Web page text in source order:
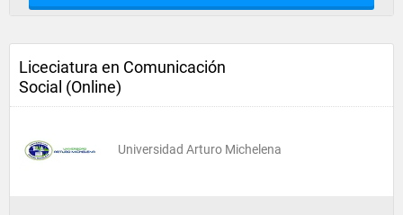
Liceciatura en Comunicación
Social (Online)
Universidad Arturo Michelena